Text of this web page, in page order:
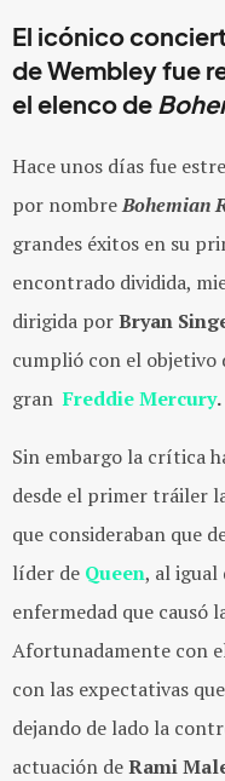
El icónico
de Wembley fue
el elenco de
Hace unos días fue
por nombreBohemian
grandes éxitos en su
encontrado dividida,
dirigida porBryan
cumplió con el objetivo
granFreddie Mercury.
Sin embargo la crítica
desde el primer tráiler
que consideraban que
líder de Queen, al igual
enfermedad que causó
Afortunadamente con
con las expectativas
dejando de lado la
actuación deRami